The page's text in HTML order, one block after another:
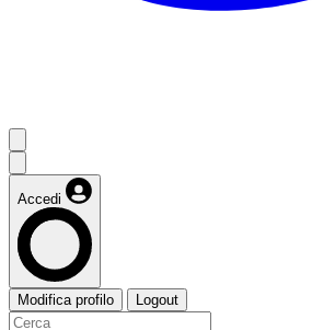
Accedi
Modifica profilo Logout